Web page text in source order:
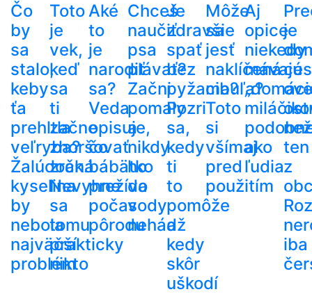
Čo
by
sa
stalo,
keby
ťa
prehltla
veľryba?
Žalúdočná
kyselina
by
nebola
najväčší
problém
Toto
je
vek,
keď
sa
ti
začne
zhoršovať
zrak.
Nevyhne
sa
tomu
prakticky
nikto
Aké
to
je
narodiť
sa?
Veda
opisuje,
čo
bábätko
prežíva
počas
pôrodu
Chceš
naučiť
psa
plávať?
Začni
pomaly
a
nikdy
ho
do
vody
nehádž
Je
zdravšie
spať
bez
pyžama?
Pozri
sa,
kedy
ti
to
pomôže
a
kedy
skôr
uškodí
Môže
sa
jesť
naklíčená
cibuľa?
Toto
si
všímaj
pred
použitím
Aj
opice
niekedy
mávajú
ako
ľudia
je
než
ten
z
iba